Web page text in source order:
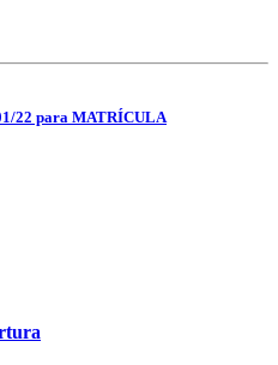
22 para MATRÍCULA